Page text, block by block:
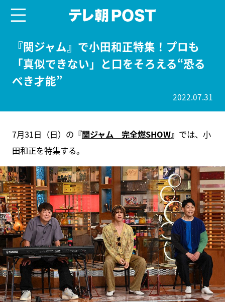
『関ジャム』で小田和正特集！プロも
「真似できない」と口をそろえる“恐る
べき才能”
2022.07.31
7月31日（日）の 『関ジャム 完全燃SHOW』 では、小
田和正を特集する。